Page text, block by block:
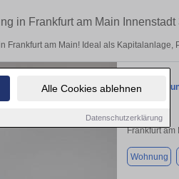
Alle Cookies ablehnen
Datenschutzerklärung
in Frankfurt am Main
Frankfurt am Main! Ideal als
Provision-
Frankfurt am
Wohnung